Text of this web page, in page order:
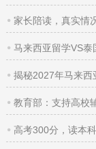
家长陪读，真实
马来西亚留学VS
揭秘2027年马来西
教育部：支持高校
高考300分，读本科